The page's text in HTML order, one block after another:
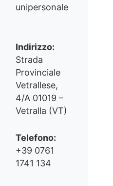
unipersonale
Indirizzo:
Strada
Provinciale
Vetrallese,
4/A 01019 –
Vetralla (VT)
Telefono:
+39 0761
1741 134